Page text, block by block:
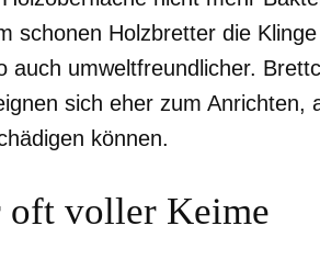
schonen Holzbretter die
auch umweltfreundlicher.
sich eher zum Anrichten,
können.
oft voller Keime